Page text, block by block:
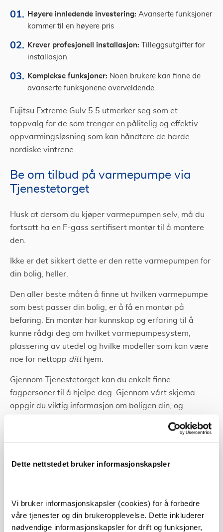
Dette nettstedet bruker informasjonskapsler
Vi bruker informasjonskapsler (cookies) for å forbedre
våre tjenester og din brukeropplevelse. Dette inkluderer
nødvendige informasjonskapsler for drift og funksjoner,
Høyere innledende investering: Avanserte funksjoner
kommer til en høyere pris
Krever profesjonell installasjon: Tilleggsutgifter for
installasjon
Komplekse funksjoner: Noen brukere kan finne de
avanserte funksjonene overveldende
Fujitsu Extreme Gulv 5.5 utmerker seg som et
toppvalg for de som trenger en pålitelig og effektiv
oppvarmingsløsning som kan håndtere de harde
nordiske vintrene.
Be om tilbud på varmepumpe via
Tjenestetorget
Husk at dersom du kjøper varmepumpen selv, må du
fortsatt ha en F-gass sertifisert montør til å montere
den.
Ikke er det sikkert dette er den rette varmepumpen for
din bolig, heller.
Den aller beste måten å finne ut hvilken varmepumpe
som best passer din bolig, er å få en montør på
befaring. En montør har kunnskap og erfaring til å
kunne rådgi deg om hvilket varmepumpesystem,
plassering av utedel og hvilke modeller som kan være
noe for nettopp ditthjem.
Gjennom Tjenestetorget kan du enkelt finne
fagpersoner til å hjelpe deg. Gjennom vårt skjema
oppgir du viktig informasjon om boligen din, og
andre ord: en vinn-vinn situasjon!
Thomas Marthinsen
Thomas brenner for å forbedre din
privatøkonomi, og har som mål å